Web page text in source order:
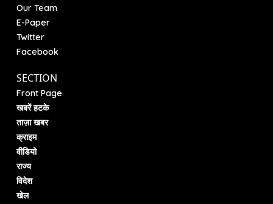
Our Team
E-Paper
Twitter
Facebook
SECTION
Front Page
खबरें हटके
ताज़ा खबर
क्राइम
वीडियो
राज्य
विदेश
खेल